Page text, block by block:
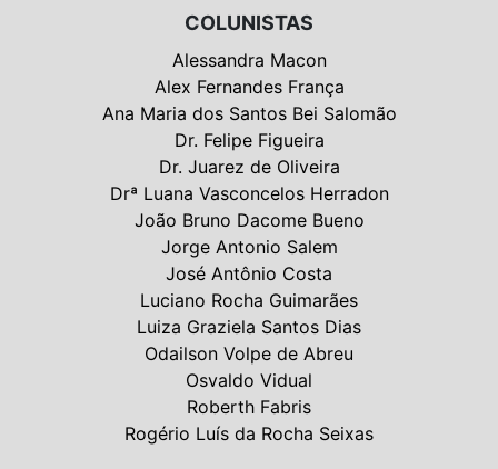
COLUNISTAS
Alessandra Macon
Alex Fernandes França
Ana Maria dos Santos Bei Salomão
Dr. Felipe Figueira
Dr. Juarez de Oliveira
Drª Luana Vasconcelos Herradon
João Bruno Dacome Bueno
Jorge Antonio Salem
José Antônio Costa
Luciano Rocha Guimarães
Luiza Graziela Santos Dias
Odailson Volpe de Abreu
Osvaldo Vidual
Roberth Fabris
Rogério Luís da Rocha Seixas